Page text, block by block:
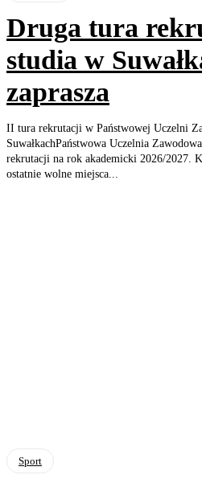
Druga tura
studia w
zaprasza
II tura rekrutacji w Państwowej Uczelni
SuwałkachPaństwowa Uczelnia
rekrutacji na rok akademicki 2026/2027.
ostatnie wolne miejsca...
Sport